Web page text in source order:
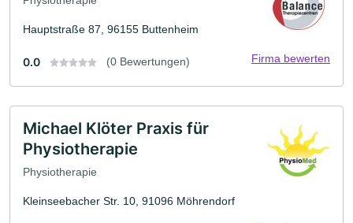
Hauptstraße 87, 96155 Buttenheim
0.0 (0 Bewertungen) Firma bewerten
Michael Klöter Praxis für
Physiotherapie
Physiotherapie
Kleinseebacher Str. 10, 91096 Möhrendorf